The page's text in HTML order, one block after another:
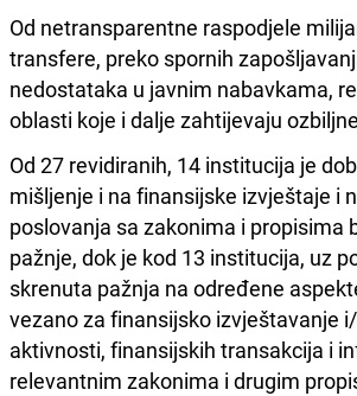
Od netransparentne raspodjele
transfere, preko spornih
nedostataka u javnim nabavkama,
oblasti koje i dalje zahtijevaju
Od 27 revidiranih, 14 institucija je
mišljenje i na finansijske izvještaje i
poslovanja sa zakonima i propisima
pažnje, dok je kod 13 institucija, uz
skrenuta pažnja na određene
vezano za finansijsko izvještavanje
aktivnosti, finansijskih transakcija i
relevantnim zakonima i drugim